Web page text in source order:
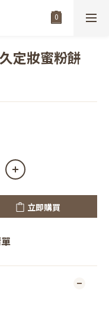
定妝蜜粉餅
立即購買